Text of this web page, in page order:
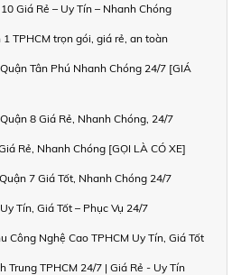
Giá Rẻ – Uy Tín – Nhanh Chóng
TPHCM trọn gói, giá rẻ, an toàn
Tân Phú Nhanh Chóng 24/7 [GIÁ
8 Giá Rẻ, Nhanh Chóng, 24/7
Rẻ, Nhanh Chóng [GỌI LÀ CÓ XE]
7 Giá Tốt, Nhanh Chóng 24/7
Tín, Giá Tốt – Phục Vụ 24/7
Công Nghệ Cao TPHCM Uy Tín, Giá Tốt
Trung TPHCM 24/7 | Giá Rẻ - Uy Tín